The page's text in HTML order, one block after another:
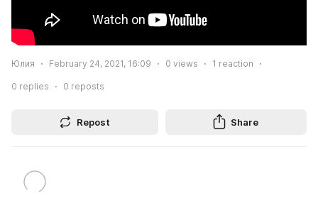
Юлия February 24, 2021, 16:09 0 views 1 reaction
0 replies 0 reposts
Repost Share